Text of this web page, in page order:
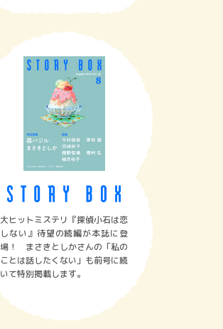
大ヒットミステリ『探偵小石は恋
しない』待望の続編が本誌に登
場！ まさきとしかさんの「私の
ことは話したくない」も前号に続
いて特別掲載します。